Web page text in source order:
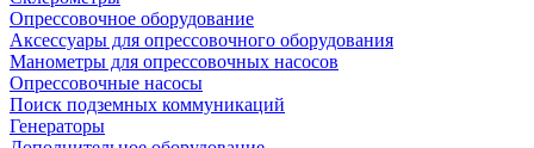
Опрессовочное оборудование
Аксессуары для опрессовочного оборудования
Манометры для опрессовочных насосов
Опрессовочные насосы
Поиск подземных коммуникаций
Генераторы